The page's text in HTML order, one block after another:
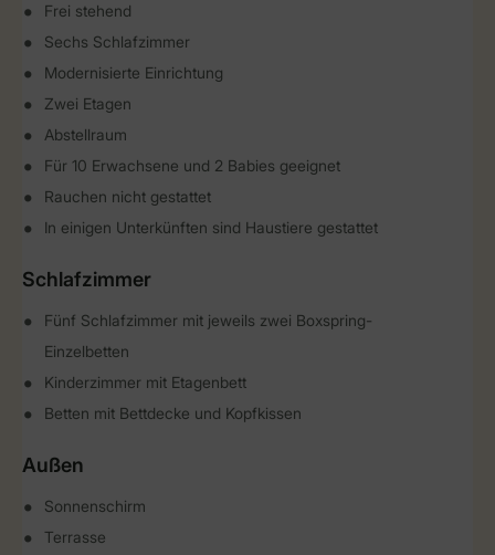
Frei stehend
Sechs Schlafzimmer
Modernisierte Einrichtung
Zwei Etagen
Abstellraum
Für 10 Erwachsene und 2 Babies geeignet
Rauchen nicht gestattet
In einigen Unterkünften sind Haustiere gestattet
Schlafzimmer
Fünf Schlafzimmer mit jeweils zwei Boxspring-
Einzelbetten
Kinderzimmer mit Etagenbett
Betten mit Bettdecke und Kopfkissen
Außen
Sonnenschirm
Terrasse